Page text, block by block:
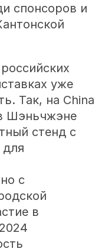
спонсоров и
уже
Так, на China
Шэньчжэне
стенд с
с
в